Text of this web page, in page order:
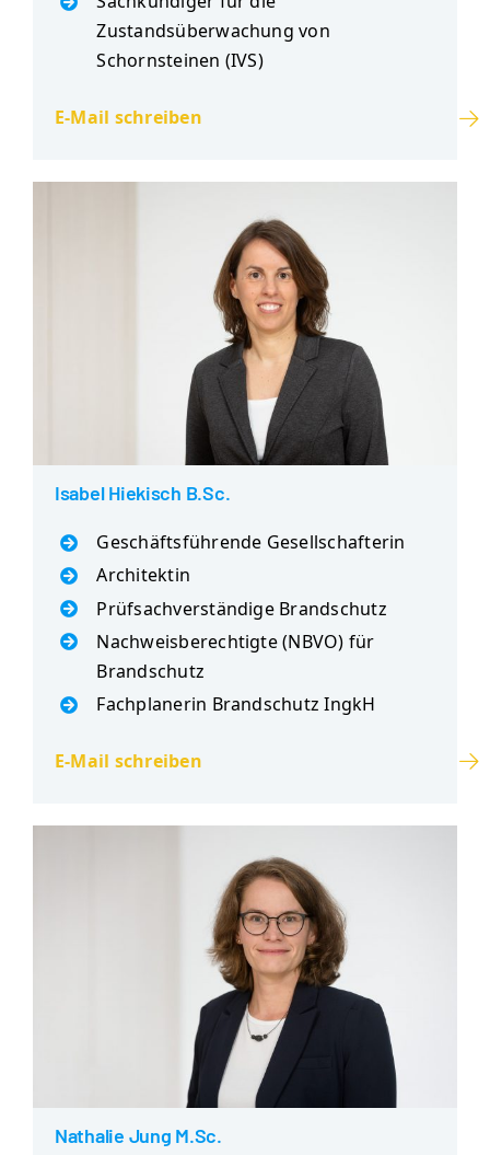
Zustandsüberwachung von
Schornsteinen (IVS)
E-Mail schreiben
Isabel Hiekisch B.Sc.
Geschäftsführende Gesellschafterin
Architektin
Prüfsachverständige Brandschutz
Nachweisberechtigte (NBVO) für
Brandschutz
Fachplanerin Brandschutz IngkH
E-Mail schreiben
Nathalie Jung M.Sc.